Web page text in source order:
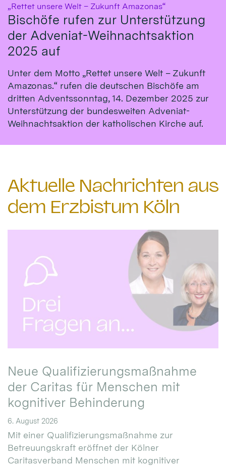
„Rettet unsere Welt – Zukunft Amazonas“
Bischöfe rufen zur Unterstützung
der Adveniat-Weihnachtsaktion
2025 auf
Unter dem Motto „Rettet unsere Welt – Zukunft
Amazonas.“ rufen die deutschen Bischöfe am
dritten Adventssonntag, 14. Dezember 2025 zur
Unterstützung der bundesweiten Adveniat-
Weihnachtsaktion der katholischen Kirche auf.
Aktuelle Nachrichten aus
dem Erzbistum Köln
Neue Qualifizierungsmaßnahme
der Caritas für Menschen mit
kognitiver Behinderung
6. August 2026
Mit einer Qualifizierungsmaßnahme zur
Betreuungskraft eröffnet der Kölner
Caritasverband Menschen mit kognitiver